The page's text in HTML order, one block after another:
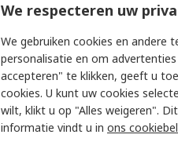
Single
SOD-
RS-
We respecteren uw
We gebruiken cookies en andere
personalisatie en om
accepteren" te klikken, geeft u
cookies. U kunt uw cookies
wilt, klikt u op "Alles weigeren".
informatie vindt u in ons